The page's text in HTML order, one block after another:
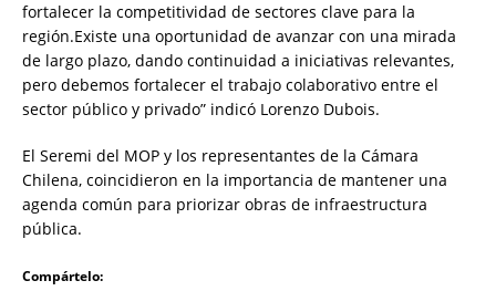
fortalecer la competitividad de sectores clave para la
región.Existe una oportunidad de avanzar con una mirada
de largo plazo, dando continuidad a iniciativas relevantes,
pero debemos fortalecer el trabajo colaborativo entre el
sector público y privado” indicó Lorenzo Dubois.
El Seremi del MOP y los representantes de la Cámara
Chilena, coincidieron en la importancia de mantener una
agenda común para priorizar obras de infraestructura
pública.
Compártelo: